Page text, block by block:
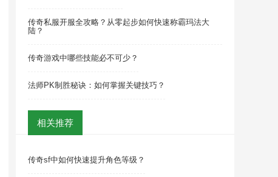
传奇私服开服全攻略？从零起步如何快速称霸玛法大
陆？
传奇游戏中哪些技能必不可少？
法师PK制胜秘诀：如何掌握关键技巧？
相关推荐
传奇sf中如何快速提升角色等级？